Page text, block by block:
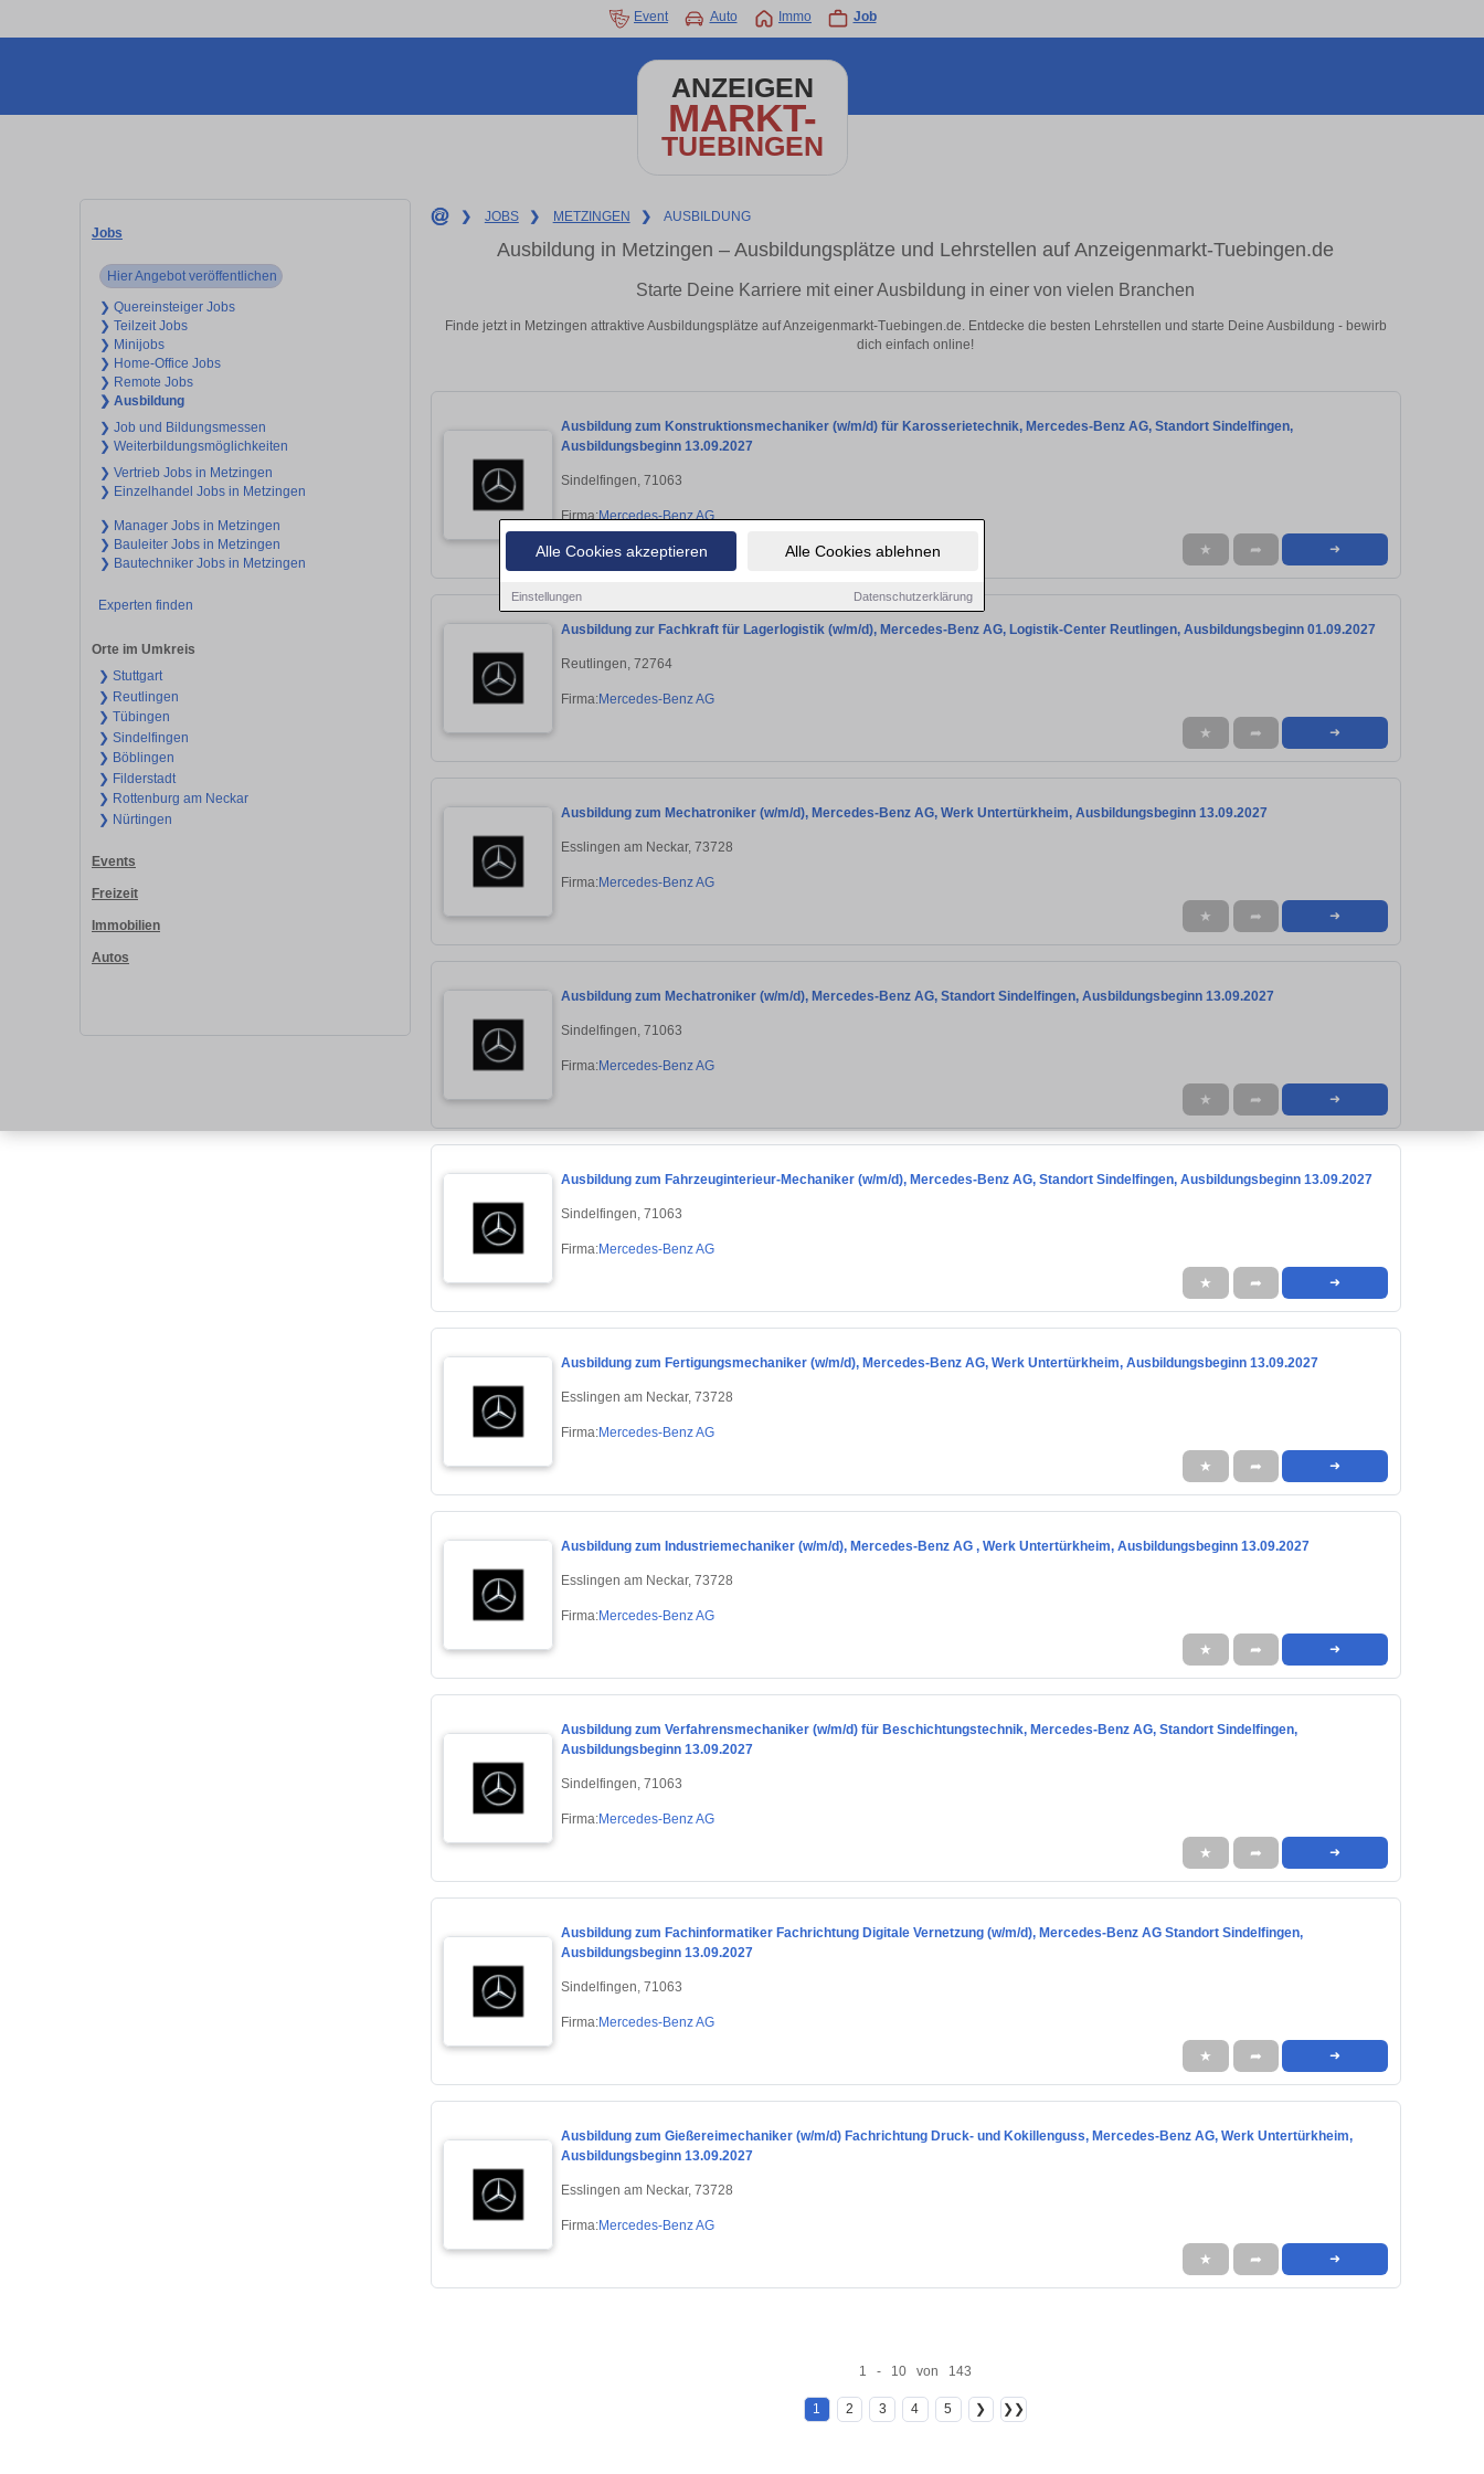
Alle Cookies akzeptieren Alle Cookies ablehnen
Einstellungen Datenschutzerklärung
Event Auto Immo Job
ANZEIGEN
MARKT-
TUEBINGEN
Jobs
Hier Angebot veröffentlichen
❯ Quereinsteiger Jobs
❯ Teilzeit Jobs
❯ Minijobs
❯ Home-Office Jobs
❯ Remote Jobs
❯ Ausbildung
❯ Job und Bildungsmessen
❯ Weiterbildungsmöglichkeiten
❯ Vertrieb Jobs in Metzingen
❯ Einzelhandel Jobs in Metzingen
❯ Manager Jobs in Metzingen
❯ Bauleiter Jobs in Metzingen
❯ Bautechniker Jobs in Metzingen
Experten finden
Orte im Umkreis
❯ Stuttgart
❯ Reutlingen
❯ Tübingen
❯ Sindelfingen
❯ Böblingen
❯ Filderstadt
❯ Rottenburg am Neckar
❯ Nürtingen
Events
Freizeit
Immobilien
Autos
❯ JOBS ❯ METZINGEN ❯ AUSBILDUNG
Ausbildung in Metzingen – Ausbildungsplätze und Lehrstellen auf Anzeigenmarkt-Tuebingen.de
Starte Deine Karriere mit einer Ausbildung in einer von vielen Branchen
Finde jetzt in Metzingen attraktive Ausbildungsplätze auf Anzeigenmarkt-Tuebingen.de. Entdecke die besten Lehrstellen und starte Deine Ausbildung - bewirb
dich einfach online!
Ausbildung zum Konstruktionsmechaniker (w/m/d) für Karosserietechnik, Mercedes-Benz AG, Standort Sindelfingen,
Ausbildungsbeginn 13.09.2027
Sindelfingen, 71063
Firma:Mercedes-Benz AG
★ ➦ ➜
Ausbildung zur Fachkraft für Lagerlogistik (w/m/d), Mercedes-Benz AG, Logistik-Center Reutlingen, Ausbildungsbeginn 01.09.2027
Reutlingen, 72764
Firma:Mercedes-Benz AG
★ ➦ ➜
Ausbildung zum Mechatroniker (w/m/d), Mercedes-Benz AG, Werk Untertürkheim, Ausbildungsbeginn 13.09.2027
Esslingen am Neckar, 73728
Firma:Mercedes-Benz AG
★ ➦ ➜
Ausbildung zum Mechatroniker (w/m/d), Mercedes-Benz AG, Standort Sindelfingen, Ausbildungsbeginn 13.09.2027
Sindelfingen, 71063
Firma:Mercedes-Benz AG
★ ➦ ➜
Ausbildung zum Fahrzeuginterieur-Mechaniker (w/m/d), Mercedes-Benz AG, Standort Sindelfingen, Ausbildungsbeginn 13.09.2027
Sindelfingen, 71063
Firma:Mercedes-Benz AG
★ ➦ ➜
Ausbildung zum Fertigungsmechaniker (w/m/d), Mercedes-Benz AG, Werk Untertürkheim, Ausbildungsbeginn 13.09.2027
Esslingen am Neckar, 73728
Firma:Mercedes-Benz AG
★ ➦ ➜
Ausbildung zum Industriemechaniker (w/m/d), Mercedes-Benz AG , Werk Untertürkheim, Ausbildungsbeginn 13.09.2027
Esslingen am Neckar, 73728
Firma:Mercedes-Benz AG
★ ➦ ➜
Ausbildung zum Verfahrensmechaniker (w/m/d) für Beschichtungstechnik, Mercedes-Benz AG, Standort Sindelfingen,
Ausbildungsbeginn 13.09.2027
Sindelfingen, 71063
Firma:Mercedes-Benz AG
★ ➦ ➜
Ausbildung zum Fachinformatiker Fachrichtung Digitale Vernetzung (w/m/d), Mercedes-Benz AG Standort Sindelfingen,
Ausbildungsbeginn 13.09.2027
Sindelfingen, 71063
Firma:Mercedes-Benz AG
★ ➦ ➜
Ausbildung zum Gießereimechaniker (w/m/d) Fachrichtung Druck- und Kokillenguss, Mercedes-Benz AG, Werk Untertürkheim,
Ausbildungsbeginn 13.09.2027
Esslingen am Neckar, 73728
Firma:Mercedes-Benz AG
★ ➦ ➜
1 - 10 von 143
1 2 3 4 5 ❯ ❯❯